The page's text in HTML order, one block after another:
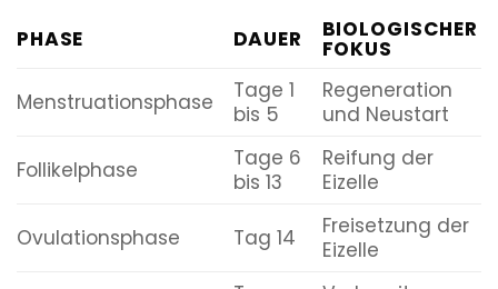
PHASE DAUER BIOLOGISCHER
FOKUS
Menstruationsphase
Tage 1
bis 5
Regeneration
und Neustart
Follikelphase
Tage 6
bis 13
Reifung der
Eizelle
Ovulationsphase Tag 14
Freisetzung der
Eizelle